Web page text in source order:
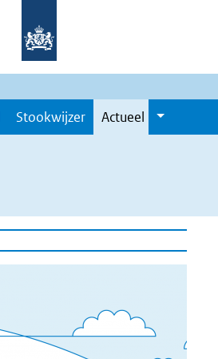
Stookwijzer Actueel